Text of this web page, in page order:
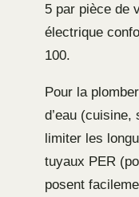
5 par pièce de
électrique
100.
Pour la
d’eau (cuisine,
limiter les
tuyaux PER
posent